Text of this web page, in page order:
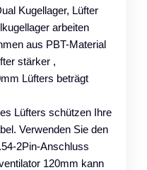
Kugellager, Lüfter
arbeiten
aus PBT-Material
stärker ,
Lüfters beträgt
Lüfters schützen Ihre
Verwenden Sie den
2Pin-Anschluss
120mm kann